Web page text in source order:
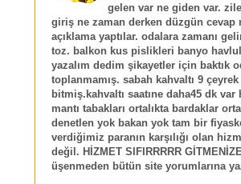
gelen var ne giden var.
giriş ne zaman derken düzgün cevap
açıklama yaptılar. odalara zamanı
toz. balkon kus pislikleri banyo
yazalım dedim şikayetler için baktık
toplanmamış. sabah kahvaltı 9
bitmiş.kahvaltı saatıne daha45 dk
mantı tabakları ortalıkta bardaklar
denetlen yok bakan yok tam bir
verdiğimiz paranın karşılığı olan
değil. HİZMET SIFIRRRRR
üşenmeden bütün site yorumlarına